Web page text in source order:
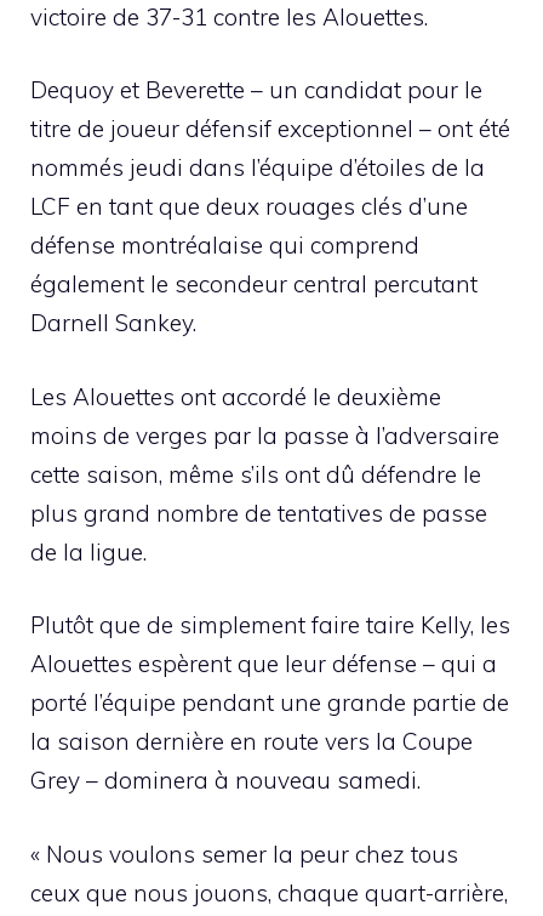
victoire de 37-31 contre les Alouettes.
Dequoy et Beverette – un candidat pour le
titre de joueur défensif exceptionnel – ont été
nommés jeudi dans l’équipe d’étoiles de la
LCF en tant que deux rouages ​​clés d’une
défense montréalaise qui comprend
également le secondeur central percutant
Darnell Sankey.
Les Alouettes ont accordé le deuxième
moins de verges par la passe à l’adversaire
cette saison, même s’ils ont dû défendre le
plus grand nombre de tentatives de passe
de la ligue.
Plutôt que de simplement faire taire Kelly, les
Alouettes espèrent que leur défense – qui a
porté l’équipe pendant une grande partie de
la saison dernière en route vers la Coupe
Grey – dominera à nouveau samedi.
« Nous voulons semer la peur chez tous
ceux que nous jouons, chaque quart-arrière,